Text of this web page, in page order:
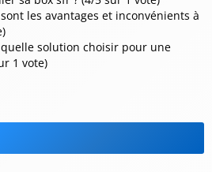
les avantages et inconvénients à
quelle solution choisir pour une
1 vote)